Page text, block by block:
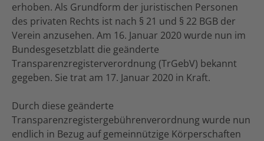
erhoben. Als Grundform der juristischen Personen
des privaten Rechts ist nach § 21 und § 22 BGB der
Verein anzusehen. Am 16. Januar 2020 wurde nun im
Bundesgesetzblatt die geänderte
Transparenzregisterverordnung (TrGebV) bekannt
gegeben. Sie trat am 17. Januar 2020 in Kraft.
Durch diese geänderte
Transparenzregistergebührenverordnung wurde nun
endlich in Bezug auf gemeinnützige Körperschaften